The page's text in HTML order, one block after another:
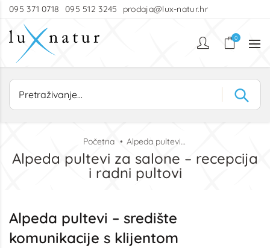
095 371 0718 095 512 3245 prodaja@lux-natur.hr
0
Početna Alpeda pultevi za salone – recepcija i radni pultovi
Alpeda pultevi za salone – recepcija
i radni pultovi
Alpeda pultevi – središte
komunikacije s klijentom